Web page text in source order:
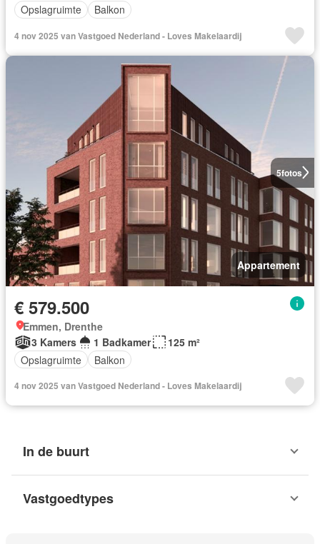
Opslagruimte
Balkon
4 nov 2025 van Vastgoed Nederland - Loves Makelaardij
5fotos
Appartement
€ 579.500
Emmen, Drenthe
3 Kamers
1 Badkamer
125 m²
Opslagruimte
Balkon
4 nov 2025 van Vastgoed Nederland - Loves Makelaardij
In de buurt
Vastgoedtypes